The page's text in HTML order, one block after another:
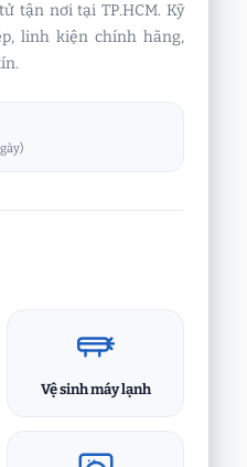
tận nơi tại TP.HCM. Kỹ
linh kiện chính hãng,
Vệ sinh máy lạnh